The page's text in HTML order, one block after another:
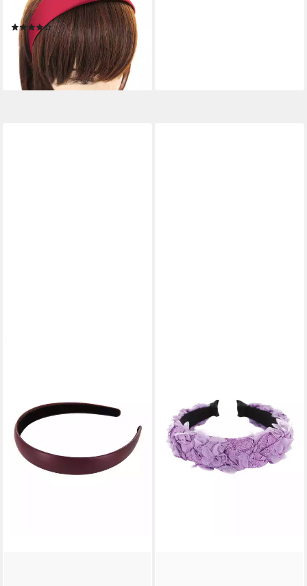
Haarband
(2)
12,59 €
lieferbar - in 4-5 Werktagen bei dir
+7